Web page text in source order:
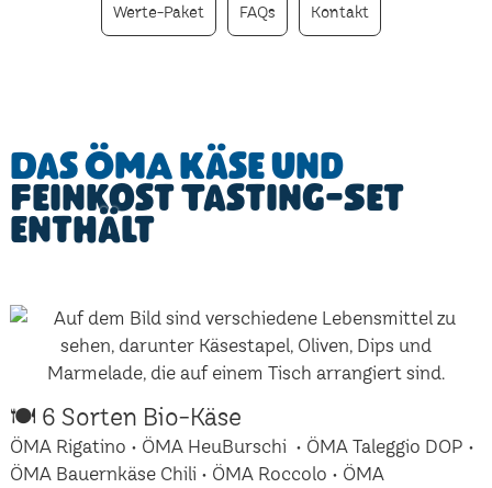
Werte-Paket FAQs Kontakt
Das ÖMA Käse und
Feinkost Tasting-Set
enthält
🍽 6 Sorten Bio-Käse
ÖMA Rigatino • ÖMA HeuBurschi • ÖMA Taleggio DOP •
ÖMA Bauernkäse Chili • ÖMA Roccolo • ÖMA